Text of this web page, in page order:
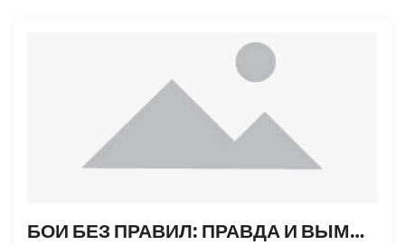
БОИ БЕЗ ПРАВИЛ: ПРАВДА И ВЫМЫСЕЛ